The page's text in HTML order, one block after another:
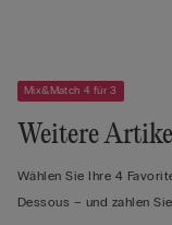
Mix&Match 4 für 3
Weitere
Wählen Sie Ihre 4
Dessous – und zahlen